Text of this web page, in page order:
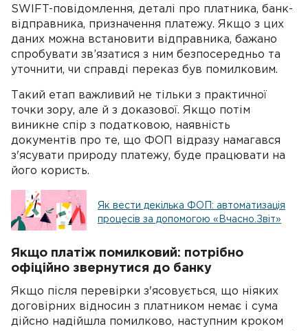
SWIFT-повідомлення, деталі про платника, банк-
відправника, призначення платежу. Якщо з цих
даних можна встановити відправника, бажано
спробувати зв’язатися з ним безпосередньо та
уточнити, чи справді переказ був помилковим.
Такий етап важливий не тільки з практичної
точки зору, але й з доказової. Якщо потім
виникне спір з податковою, наявність
документів про те, що ФОП відразу намагався
з'ясувати природу платежу, буде працювати на
його користь.
Як вести декілька ФОП: автоматизація
процесів за допомогою «Вчасно.Звіт»
Якщо платіж помилковий: потрібно
офіційно звернутися до банку
Якщо після перевірки з'ясовується, що ніяких
договірних відносин з платником немає і сума
дійсно надійшла помилково, наступним кроком